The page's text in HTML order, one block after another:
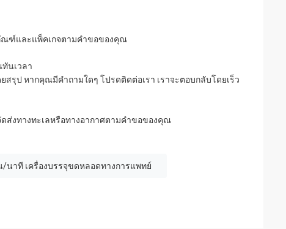
ณฑ์และแพ็คเกจตามคำขอของคุณ
นเวลา
รุป หากคุณมีคำถามใดๆ โปรดติดต่อเรา เราจะตอบกลับโดยเร็ว
ส่งทางทะเลหรือทางอากาศตามคำขอของคุณ
/นาที เครื่องบรรจุขดหลอดทางการแพทย์